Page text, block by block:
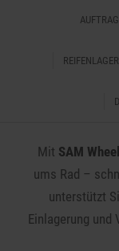
Mit SAM
ums Rad –
unterstützt
Einlagerung und